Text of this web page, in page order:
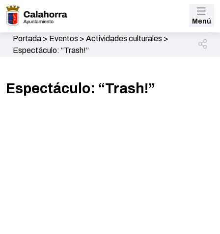
Menú
Portada> Eventos > Actividades culturales >
Espectáculo: “Trash!”
Espectáculo: “Trash!”